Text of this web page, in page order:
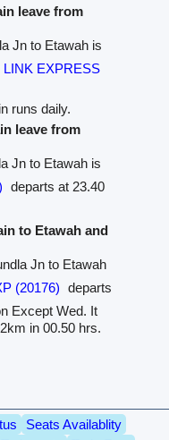
leave from
Jn to Etawah is
LINK EXPRESS
runs daily.
leave from
Jn to Etawah is
departs at 23.40
to Etawah and
Jn to Etawah
(20176) departs
Except Wed. It
in 00.50 hrs.
Seats Availablity